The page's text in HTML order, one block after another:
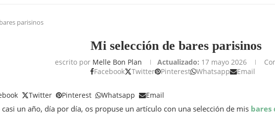
parisinos
Mi selección de bares parisinos
escrito por Melle Bon Plan Actualizado: 17 mayo 2026
Facebook
Twitter Pinterest Whatsapp Email
Twitter Pinterest Whatsapp Email
casi un año, día por día, os propuse un artículo con una selección de mis bares